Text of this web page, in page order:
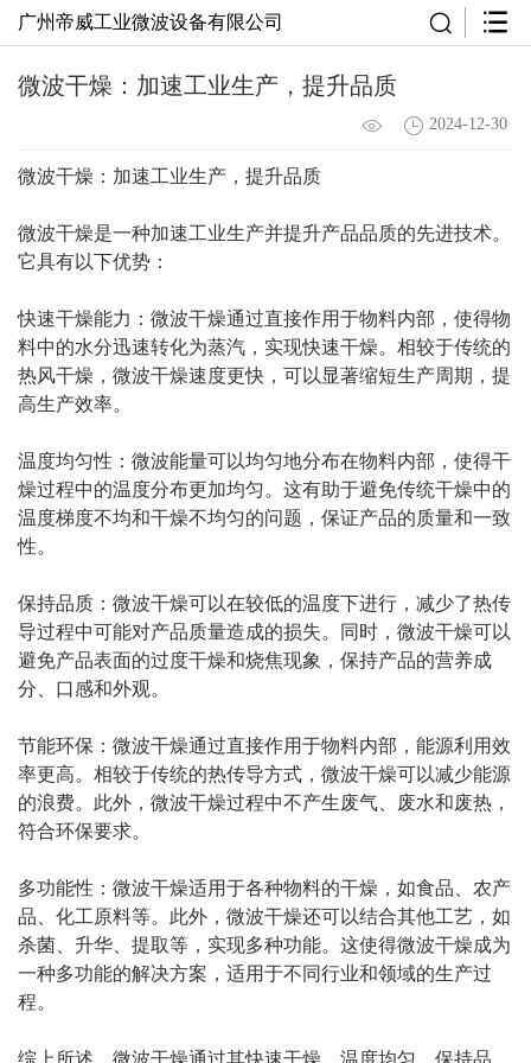
广州帝威工业微波设备有限公司
微波干燥：加速工业生产，提升品质
2024-12-30
微波干燥：加速工业生产，提升品质
微波干燥是一种加速工业生产并提升产品品质的先进技术。
它具有以下优势：
快速干燥能力：微波干燥通过直接作用于物料内部，使得物
料中的水分迅速转化为蒸汽，实现快速干燥。相较于传统的
热风干燥，微波干燥速度更快，可以显著缩短生产周期，提
高生产效率。
温度均匀性：微波能量可以均匀地分布在物料内部，使得干
燥过程中的温度分布更加均匀。这有助于避免传统干燥中的
温度梯度不均和干燥不均匀的问题，保证产品的质量和一致
性。
保持品质：微波干燥可以在较低的温度下进行，减少了热传
导过程中可能对产品质量造成的损失。同时，微波干燥可以
避免产品表面的过度干燥和烧焦现象，保持产品的营养成
分、口感和外观。
节能环保： 微波干燥通过直接作用于物料内部，能源利用效
率更高。相较于传统的热传导方式，微波干燥可以减少能源
的浪费。此外，微波干燥过程中不产生废气、废水和废热，
符合环保要求。
多功能性：微波干燥适用于各种物料的干燥，如食品、农产
品、化工原料等。此外，微波干燥还可以结合其他工艺，如
杀菌、升华、提取等，实现多种功能。这使得微波干燥成为
一种多功能的解决方案，适用于不同行业和领域的生产过
程。
综上所述，微波干燥通过其快速干燥、温度均匀、保持品